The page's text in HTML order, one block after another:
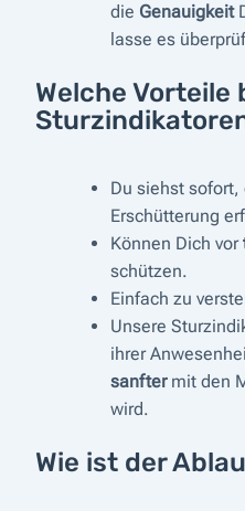
die Genauigkeit
lasse es
Welche Vorteile
Du siehst sofort,
Erschütterung
Können Dich vor
schützen.
Einfach zu
Unsere
ihrer
sanftermit den
wird.
Wie ist der